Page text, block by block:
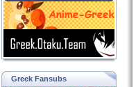
Greek Fansubs